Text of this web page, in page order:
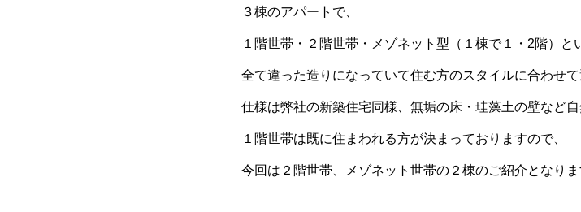
３棟のアパートで、
１階世帯・２階世帯・メゾネット型（１棟で１・2階）と
全て違った造りになっていて住む方のスタイルに合わせ
仕様は弊社の新築住宅同様、無垢の床・珪藻土の壁など
１階世帯は既に住まわれる方が決まっておりますので、
今回は２階世帯、メゾネット世帯の２棟のご紹介となりま